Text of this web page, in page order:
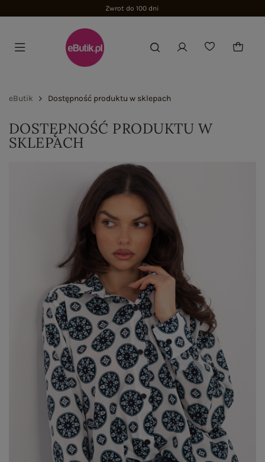
Zwrot do 100 dni
eButik Dostępność produktu w sklepach
DOSTĘPNOŚĆ PRODUKTU W
SKLEPACH